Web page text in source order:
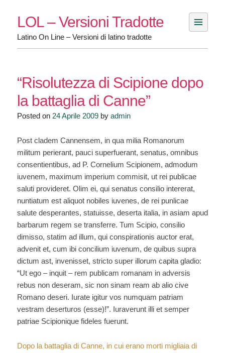
content
LOL – Versioni Tradotte
Latino On Line – Versioni di latino tradotte
“Risolutezza di Scipione dopo
la battaglia di Canne”
Posted on 24 Aprile 2009by admin
Post cladem Cannensem, in qua milia Romanorum
militum perierant, pauci superfuerant, senatus, omnibus
consentientibus, ad P. Cornelium Scipionem, admodum
iuvenem, maximum imperium commisit, ut rei publicae
saluti provideret. Olim ei, qui senatus consilio intererat,
nuntiatum est aliquot nobiles iuvenes, de rei punlicae
salute desperantes, statuisse, deserta italia, in asiam apud
barbarum regem se transferre. Tum Scipio, consilio
dimisso, statim ad illum, qui conspirationis auctor erat,
advenit et, cum ibi concilium iuvenum, de quibus supra
dictum ast, invenisset, stricto super illorum capita gladio:
“Ut ego – inquit – rem publicam romanam in adversis
rebus non deseram, sic non sinam ream ab alio cive
Romano deseri. Iurate igitur vos numquam patriam
vestram deserturos (esse)!”. Iuraverunt illi et semper
patriae Scipionique fideles fuerunt.
Dopo la battaglia di Canne, in cui erano morti migliaia di